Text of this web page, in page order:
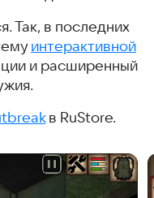
Так, в последних
интерактивной
и расширенный
в RuStore.